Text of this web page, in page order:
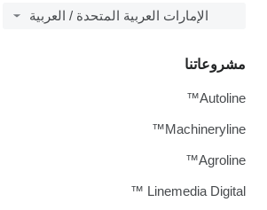
الإمارات العربية المتحدة / العربية
مشروعاتنا
Autoline™
Machineryline™
Agroline™
Linemedia Digital ™